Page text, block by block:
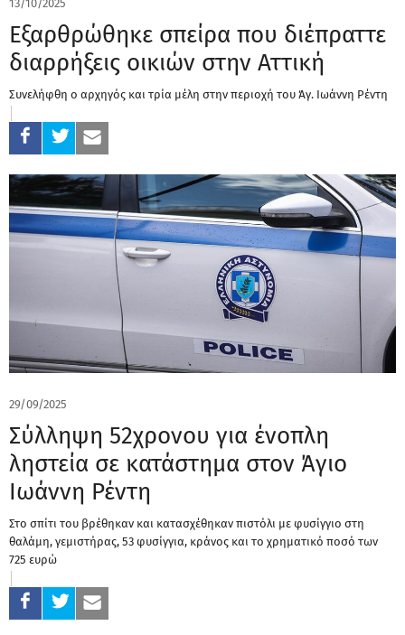
13/10/2025
Εξαρθρώθηκε σπείρα που διέπραττε
διαρρήξεις οικιών στην Αττική
Συνελήφθη ο αρχηγός και τρία μέλη στην περιοχή του Άγ. Ιωάννη Ρέντη
29/09/2025
Σύλληψη 52χρονου για ένοπλη
ληστεία σε κατάστημα στον Άγιο
Ιωάννη Ρέντη
Στο σπίτι του βρέθηκαν και κατασχέθηκαν πιστόλι με φυσίγγιο στη
θαλάμη, γεμιστήρας, 53 φυσίγγια, κράνος και το χρηματικό ποσό των
725 ευρώ